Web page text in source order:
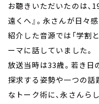
お聴きいただいたのは、
遠くへ』。永さんが日々
紹介した音源では「学割
ーマに話していました。
放送当時は33歳。若き日
探求する姿勢や一つの
なトーク術に、永さんら